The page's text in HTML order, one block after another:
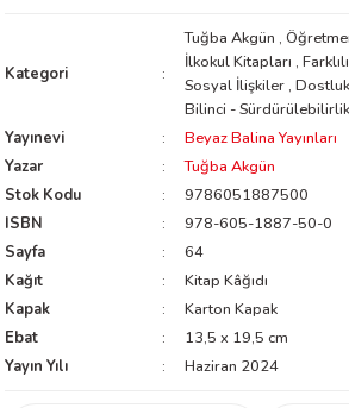
Kategori
Tuğba Akgün ,
İlkokul Kitapları ,
Sosyal İlişkiler ,
Bilinci - Sürdürülebilirlik
Yayınevi
Beyaz Balina Yayınları
Yazar
Tuğba Akgün
Stok Kodu
9786051887500
ISBN
978-605-1887-50-0
Sayfa
64
Kağıt
Kitap Kâğıdı
Kapak
Karton Kapak
Ebat
13,5 x 19,5 cm
Yayın Yılı
Haziran 2024